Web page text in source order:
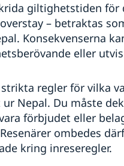
giltighetstiden för
– betraktas
Konsekvenserna
eller
regler för vilka
Nepal. Du måste
förbjudet eller
ombedes
kring inreseregler.